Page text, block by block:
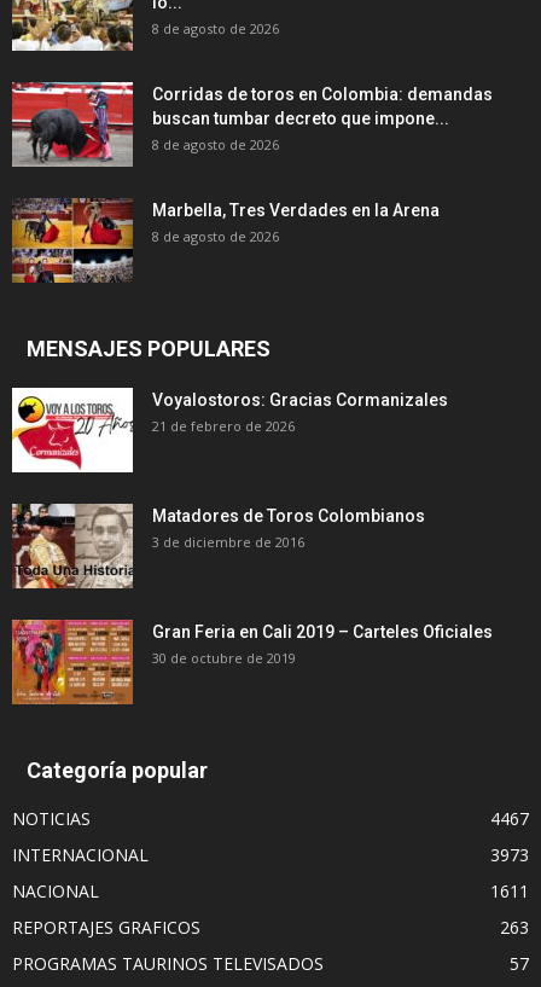
8 de agosto de 2026
Corridas de toros en Colombia: demandas
buscan tumbar decreto que impone...
8 de agosto de 2026
Marbella, Tres Verdades en la Arena
8 de agosto de 2026
MENSAJES POPULARES
Voyalostoros: Gracias Cormanizales
21 de febrero de 2026
Matadores de Toros Colombianos
3 de diciembre de 2016
Gran Feria en Cali 2019 – Carteles Oficiales
30 de octubre de 2019
Categoría popular
NOTICIAS
4467
INTERNACIONAL
3973
NACIONAL
1611
REPORTAJES GRAFICOS
263
PROGRAMAS TAURINOS TELEVISADOS
57